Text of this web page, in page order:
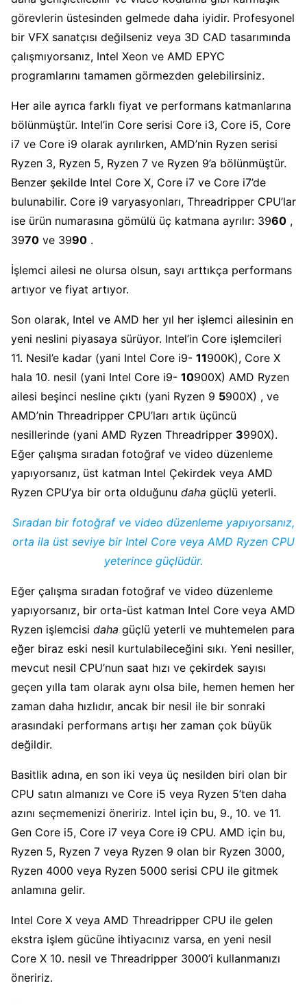
görevlerin üstesinden gelmede daha iyidir. Profesyonel
bir VFX sanatçısı değilseniz veya 3D CAD tasarımında
çalışmıyorsanız, Intel Xeon ve AMD EPYC
programlarını tamamen görmezden gelebilirsiniz.
Her aile ayrıca farklı fiyat ve performans katmanlarına
bölünmüştür. Intel’in Core serisi Core i3, Core i5, Core
i7 ve Core i9 olarak ayrılırken, AMD’nin Ryzen serisi
Ryzen 3, Ryzen 5, Ryzen 7 ve Ryzen 9’a bölünmüştür.
Benzer şekilde Intel Core X, Core i7 ve Core i7’de
bulunabilir. Core i9 varyasyonları, Threadripper CPU’lar
ise ürün numarasına gömülü üç katmana ayrılır: 3960 ,
3970 ve 3990 .
İşlemci ailesi ne olursa olsun, sayı arttıkça performans
artıyor ve fiyat artıyor.
Son olarak, Intel ve AMD her yıl her işlemci ailesinin en
yeni neslini piyasaya sürüyor. Intel’in Core işlemcileri
11. Nesil’e kadar (yani Intel Core i9- 11900K), Core X
hala 10. nesil (yani Intel Core i9- 10900X) AMD Ryzen
ailesi beşinci nesline çıktı (yani Ryzen 9 5900X) , ve
AMD’nin Threadripper CPU’ları artık üçüncü
nesillerinde (yani AMD Ryzen Threadripper 3990X).
Eğer çalışma sıradan fotoğraf ve video düzenleme
yapıyorsanız, üst katman Intel Çekirdek veya AMD
Ryzen CPU’ya bir orta olduğunu daha güçlü yeterli.
Sıradan bir fotoğraf ve video düzenleme yapıyorsanız,
orta ila üst seviye bir Intel Core veya AMD Ryzen CPU
yeterince güçlüdür.
Eğer çalışma sıradan fotoğraf ve video düzenleme
yapıyorsanız, bir orta-üst katman Intel Core veya AMD
Ryzen işlemcisi daha güçlü yeterli ve muhtemelen para
eğer biraz eski nesil kurtulabileceğini sıkı. Yeni nesiller,
mevcut nesil CPU’nun saat hızı ve çekirdek sayısı
geçen yılla tam olarak aynı olsa bile, hemen hemen her
zaman daha hızlıdır, ancak bir nesil ile bir sonraki
arasındaki performans artışı her zaman çok büyük
değildir.
Basitlik adına, en son iki veya üç nesilden biri olan bir
CPU satın almanızı ve Core i5 veya Ryzen 5’ten daha
azını seçmemenizi öneririz. Intel için bu, 9., 10. ve 11.
Gen Core i5, Core i7 veya Core i9 CPU. AMD için bu,
Ryzen 5, Ryzen 7 veya Ryzen 9 olan bir Ryzen 3000,
Ryzen 4000 veya Ryzen 5000 serisi CPU ile gitmek
anlamına gelir.
Intel Core X veya AMD Threadripper CPU ile gelen
ekstra işlem gücüne ihtiyacınız varsa, en yeni nesil
Core X 10. nesil ve Threadripper 3000’i kullanmanızı
öneririz.